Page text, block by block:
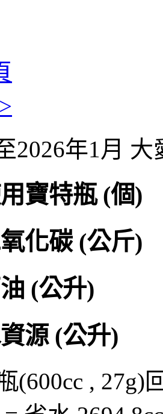
2026年1月
寶特瓶 (個)
化碳 (公斤)
(公升)
源 (公升)
(600cc , 27g)